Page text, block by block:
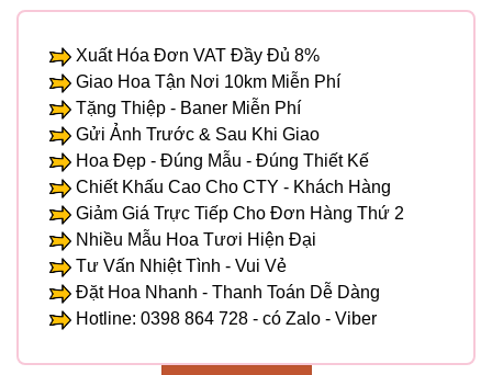
Xuất Hóa Đơn VAT Đầy Đủ 8%
Giao Hoa Tận Nơi 10km Miễn Phí
Tặng Thiệp - Baner Miễn Phí
Gửi Ảnh Trước & Sau Khi Giao
Hoa Đẹp - Đúng Mẫu - Đúng Thiết Kế
Chiết Khấu Cao Cho CTY - Khách Hàng
Giảm Giá Trực Tiếp Cho Đơn Hàng Thứ 2
Nhiều Mẫu Hoa Tươi Hiện Đại
Tư Vấn Nhiệt Tình - Vui Vẻ
Đặt Hoa Nhanh - Thanh Toán Dễ Dàng
Hotline: 0398 864 728 - có Zalo - Viber